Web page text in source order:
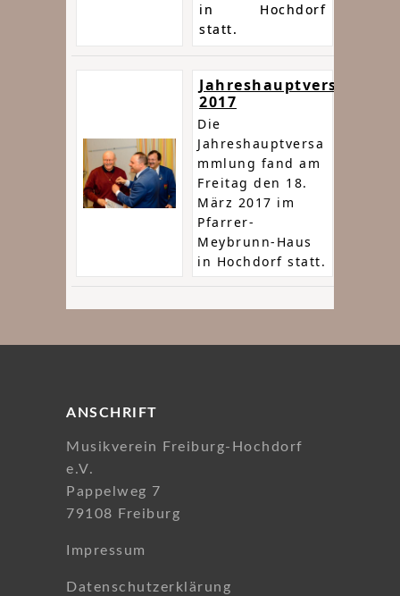
in Hochdorf
statt.
2017
Die
Jahreshauptversa
mmlung fand am
Freitag den 18.
März 2017 im
Pfarrer-
Meybrunn-Haus
in Hochdorf statt.
ANSCHRIFT
Musikverein Freiburg-Hochdorf
e.V.
Pappelweg 7
79108 Freiburg
Impressum
Datenschutzerklärung